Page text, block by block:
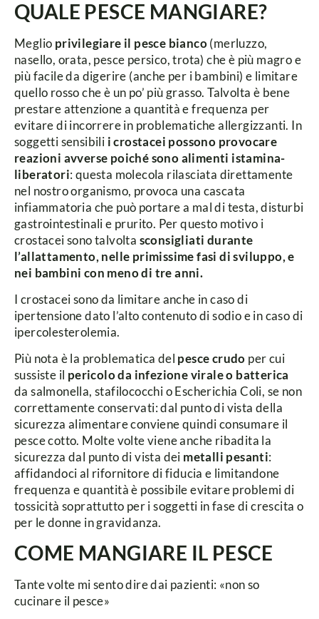
QUALE PESCE MANGIARE?
Meglio privilegiare il pesce bianco(merluzzo,
nasello, orata, pesce persico, trota) che è più magro e
più facile da digerire (anche per i bambini) e limitare
quello rosso che è un po’ più grasso. Talvolta è bene
prestare attenzione a quantità e frequenza per
evitare di incorrere in problematiche allergizzanti. In
soggetti sensibili i crostacei possono provocare
reazioni avverse poiché sono alimenti istamina-
liberatori: questa molecola rilasciata direttamente
nel nostro organismo, provoca una cascata
infiammatoria che può portare a mal di testa, disturbi
gastrointestinali e prurito. Per questo motivo i
crostacei sono talvolta sconsigliati durante
l’allattamento, nelle primissime fasi di sviluppo, e
nei bambini con meno di tre anni.
I crostacei sono da limitare anche in caso di
ipertensione dato l’alto contenuto di sodio e in caso di
ipercolesterolemia.
Più nota è la problematica del pesce crudo per cui
sussiste il pericolo da infezione virale o batterica
da salmonella, stafilococchi o Escherichia Coli, se non
correttamente conservati: dal punto di vista della
sicurezza alimentare conviene quindi consumare il
pesce cotto. Molte volte viene anche ribadita la
sicurezza dal punto di vista dei metalli pesanti:
affidandoci al rifornitore di fiducia e limitandone
frequenza e quantità è possibile evitare problemi di
tossicità soprattutto per i soggetti in fase di crescita o
per le donne in gravidanza.
COME MANGIARE IL PESCE
Tante volte mi sento dire dai pazienti: «non so
cucinare il pesce»